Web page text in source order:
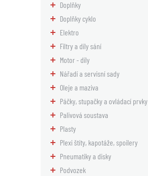
Doplňky
Doplňky cyklo
Elektro
Filtry a díly sání
Motor - díly
Nářadí a servisní sady
Oleje a maziva
Páčky, stupačky a ovládací prvky
Palivová soustava
Plasty
Plexi štíty, kapotáže, spoilery
Pneumatiky a disky
Podvozek